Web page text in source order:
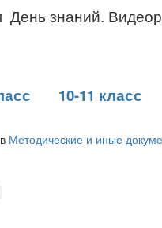
День знаний.
10-11 класс
Методические и иные